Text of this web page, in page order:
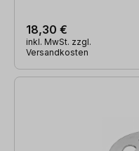
18,30 €
inkl. MwSt. zzgl.
Versandkosten